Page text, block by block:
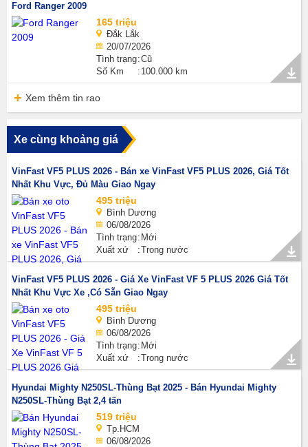
Ford Ranger 2009
165 triệu
Đắk Lắk
20/07/2026
Tình trạng Cũ
Số Km
100.000 km
Xem thêm tin rao
Xe cùng khoảng giá
VinFast VF5 PLUS 2026 - Bán xe VinFast VF5 PLUS 2026, Giá Tốt
Nhất Khu Vực, Đủ Màu Giao Ngay
495 triệu
Bình Dương
06/08/2026
Tình trạng Mới
Xuất xứ
Trong nước
VinFast VF5 PLUS 2026 - Giá Xe VinFast VF 5 PLUS 2026 Giá Tốt
Nhất Khu Vực Xe ,Có Sẵn Giao Ngay
495 triệu
Bình Dương
06/08/2026
Tình trạng Mới
Xuất xứ
Trong nước
Hyundai Mighty N250SL-Thùng Bạt 2025 - Bán Hyundai Mighty
N250SL-Thùng Bạt 2,4 tấn
519 triệu
Tp.HCM
06/08/2026